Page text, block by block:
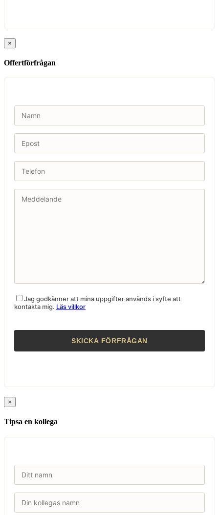
×
Offertförfrågan
Jag godkänner att mina uppgifter används i syfte att
kontakta mig. Läs villkor
×
Tipsa en kollega